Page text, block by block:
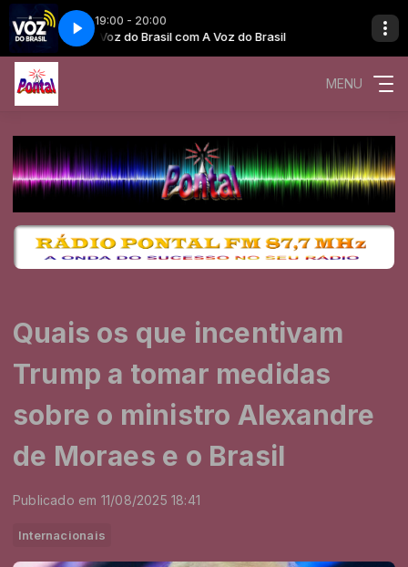
19:00 - 20:00
A Voz do Brasil com A Voz do Brasil
MENU
Quais os que incentivam
Trump a tomar medidas
sobre o ministro Alexandre
de Moraes e o Brasil
Publicado em 11/08/2025 18:41
Internacionais